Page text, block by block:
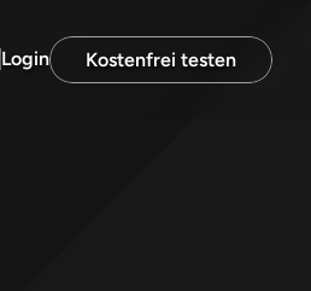
Login Kostenfrei testen